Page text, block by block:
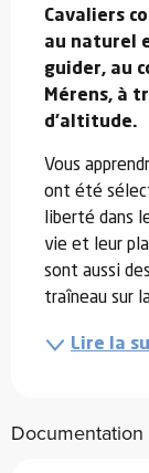
Cavaliers
au naturel
guider, au
Mérens, à
d'altitude.
Vous
ont été
liberté dans
vie et leur
sont aussi
traîneau sur
Lire la
Documentation